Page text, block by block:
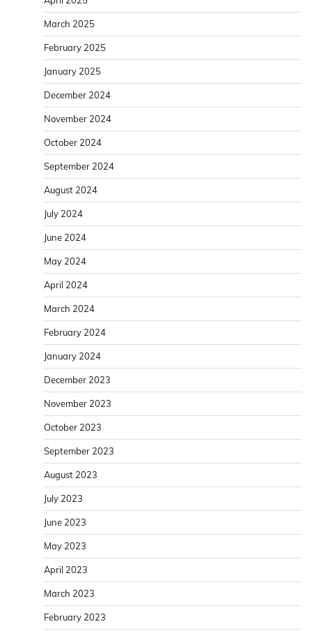
March 2025
February 2025
January 2025
December 2024
November 2024
October 2024
September 2024
August 2024
July 2024
June 2024
May 2024
April 2024
March 2024
February 2024
January 2024
December 2023
November 2023
October 2023
September 2023
August 2023
July 2023
June 2023
May 2023
April 2023
March 2023
February 2023